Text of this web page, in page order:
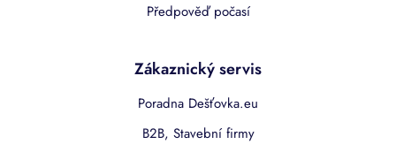
Předpověď počasí
Zákaznický servis
Poradna Dešťovka.eu
B2B, Stavební firmy